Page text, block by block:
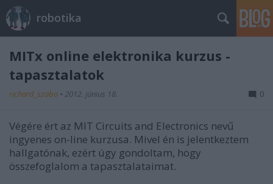
robotika
MITx online elektronika kurzus -
tapasztalatok
richard_szabo • 2012. június 18. 0
Végére ért az MIT Circuits and Electronics nevű
ingyenes on-line kurzusa. Mivel én is jelentkeztem
hallgatónak, ezért úgy gondoltam, hogy
összefoglalom a tapasztalataimat.